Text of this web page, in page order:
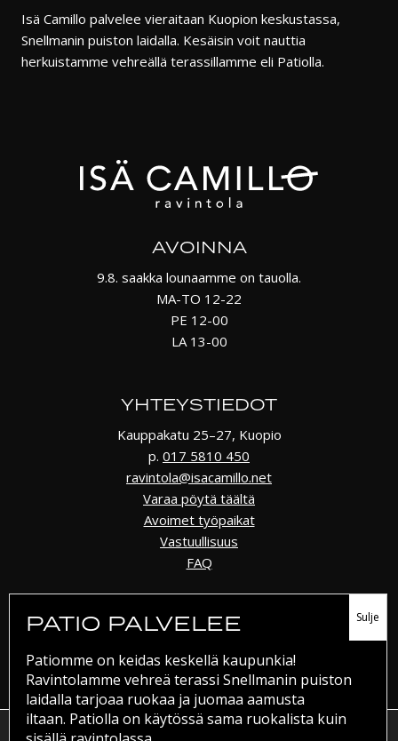
Isä Camillo palvelee vieraitaan Kuopion keskustassa,
Snellmanin puiston laidalla. Kesäisin voit nauttia
herkuistamme vehreällä terassillamme eli Patiolla.
AVOINNA
9.8. saakka lounaamme on tauolla.
MA-TO 12-22
PE 12-00
LA 13-00
YHTEYSTIEDOT
Kauppakatu 25–27, Kuopio
p. 017 5810 450
ravintola@isacamillo.net
Varaa pöytä täältä
Avoimet työpaikat
Vastuullisuus
FAQ
SOME
Facebook
Instagram
Trip Advisor
PATIO PALVELEE
Patiomme on keidas keskellä kaupunkia!
Ravintolamme vehreä terassi Snellmanin puiston
laidalla tarjoaa ruokaa ja juomaa aamusta
iltaan. Patiolla on käytössä sama ruokalista kuin
Käytämme evästeitä tarjotaksemme sinulle parhaan